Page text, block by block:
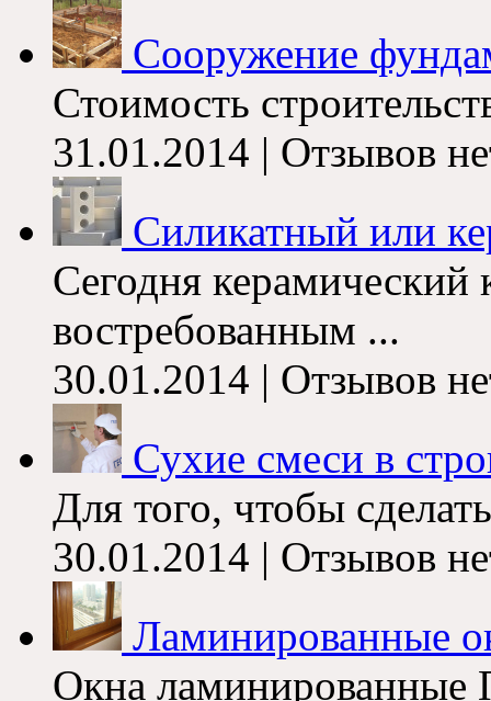
Сооружение
Стоимость
31.01.2014 | Отзывов
Силикатный или
Сегодня керамический
востребованным ...
30.01.2014 | Отзывов
Сухие смеси в
Для того, чтобы
30.01.2014 | Отзывов
Ламинированные
Окна ламинированные